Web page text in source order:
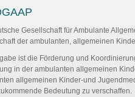
Gesellschaft für Ambulante
der ambulanten, allgemeinen
ist die Förderung und
in der ambulanten allgemeinen
allgemeinen Kinder-und
Bedeutung zu verschaffen.